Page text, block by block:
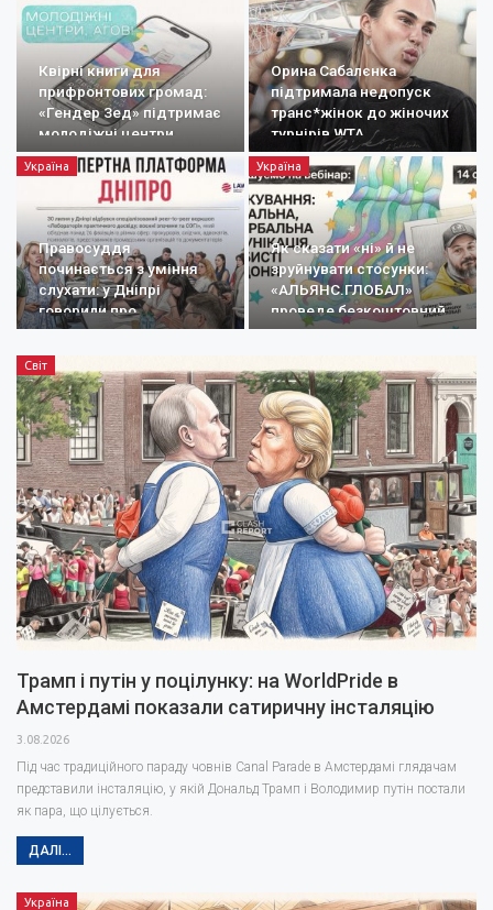
Квірні книги для
прифронтових громад:
«Гендер Зед» підтримає
молодіжні центри
Орина Сабалєнка
підтримала недопуск
транс*жінок до жіночих
турнірів WTA
Україна
Правосуддя
починається з уміння
слухати: у Дніпрі
говорили про
документування
воєнних злочинів
проти…
Україна
Як сказати «ні» й не
зруйнувати стосунки:
«АЛЬЯНС.ГЛОБАЛ»
проведе безкоштовний
вебінар про…
Світ
Трамп і путін у поцілунку: на WorldPride в
Амстердамі показали сатиричну інсталяцію
3.08.2026
Під час традиційного параду човнів Canal Parade в Амстердамі глядачам
представили інсталяцію, у якій Дональд Трамп і Володимир путін постали
як пара, що цілується.
ДАЛІ...
Україна